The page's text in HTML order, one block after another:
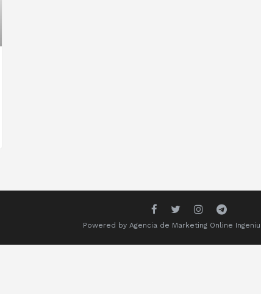
Powered by Agencia de Marketing Online